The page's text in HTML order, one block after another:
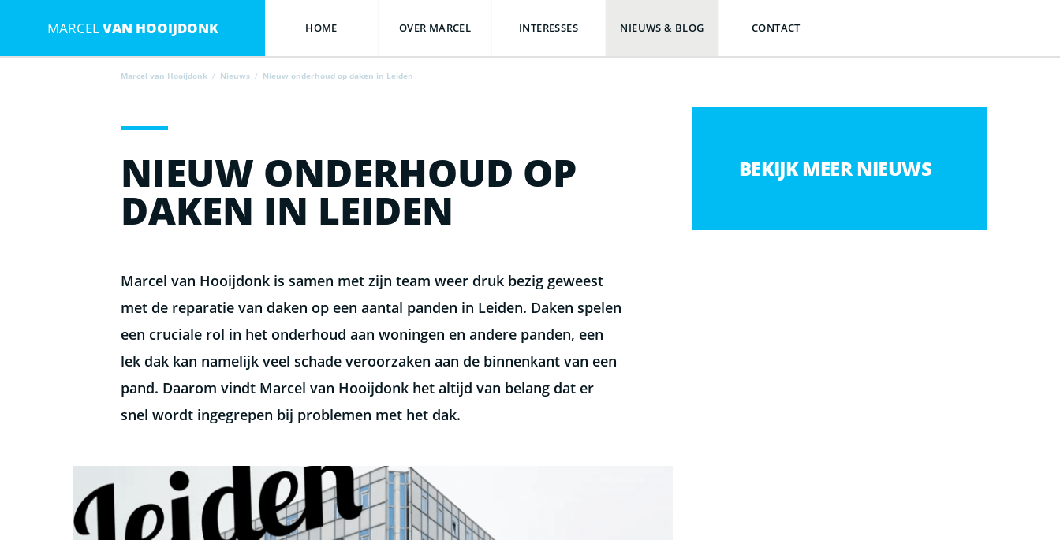
MARCELVAN HOOIJDONK HOME OVER MARCEL INTERESSES NIEUWS & BLOG CONTACT
Marcel van Hooijdonk / Nieuws / Nieuw onderhoud op daken in Leiden
NIEUW ONDERHOUD OP
DAKEN IN LEIDEN
Marcel van Hooijdonk is samen met zijn team weer druk bezig geweest
met de reparatie van daken op een aantal panden in Leiden. Daken spelen
een cruciale rol in het onderhoud aan woningen en andere panden, een
lek dak kan namelijk veel schade veroorzaken aan de binnenkant van een
pand. Daarom vindt Marcel van Hooijdonk het altijd van belang dat er
snel wordt ingegrepen bij problemen met het dak.
BEKIJK MEER NIEUWS